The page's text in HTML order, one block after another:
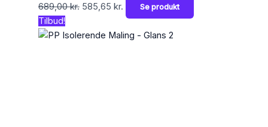
689,00kr. 585,65 kr. Se produkt
Tilbud!